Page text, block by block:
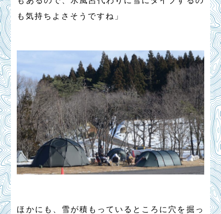
も気持ちよさそうですね」
ほかにも、雪が積もっているところに穴を掘っ